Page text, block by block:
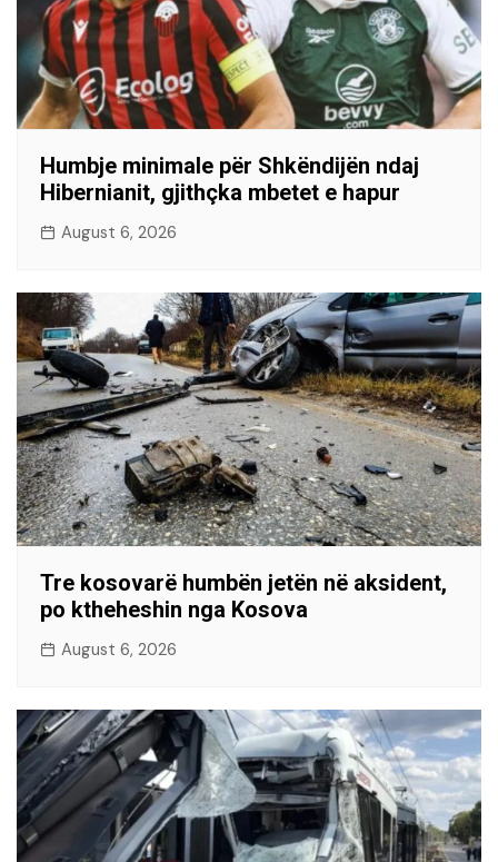
Humbje minimale për Shkëndijën ndaj
Hibernianit, gjithçka mbetet e hapur
August 6, 2026
Tre kosovarë humbën jetën në aksident,
po ktheheshin nga Kosova
August 6, 2026